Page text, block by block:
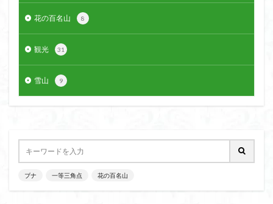
花の百名山 8
観光 31
雪山 9
ブナ 一等三角点 花の百名山